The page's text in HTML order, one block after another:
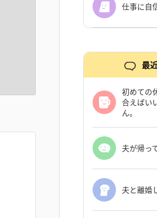
仕事に自
最
初めての
合えばい
ん。
夫が帰っ
夫と離婚